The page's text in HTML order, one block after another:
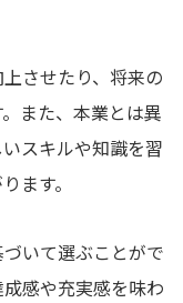
させたり、将来の
また、本業とは異
スキルや知識を習
ます。
いて選ぶことがで
感や充実感を味わ